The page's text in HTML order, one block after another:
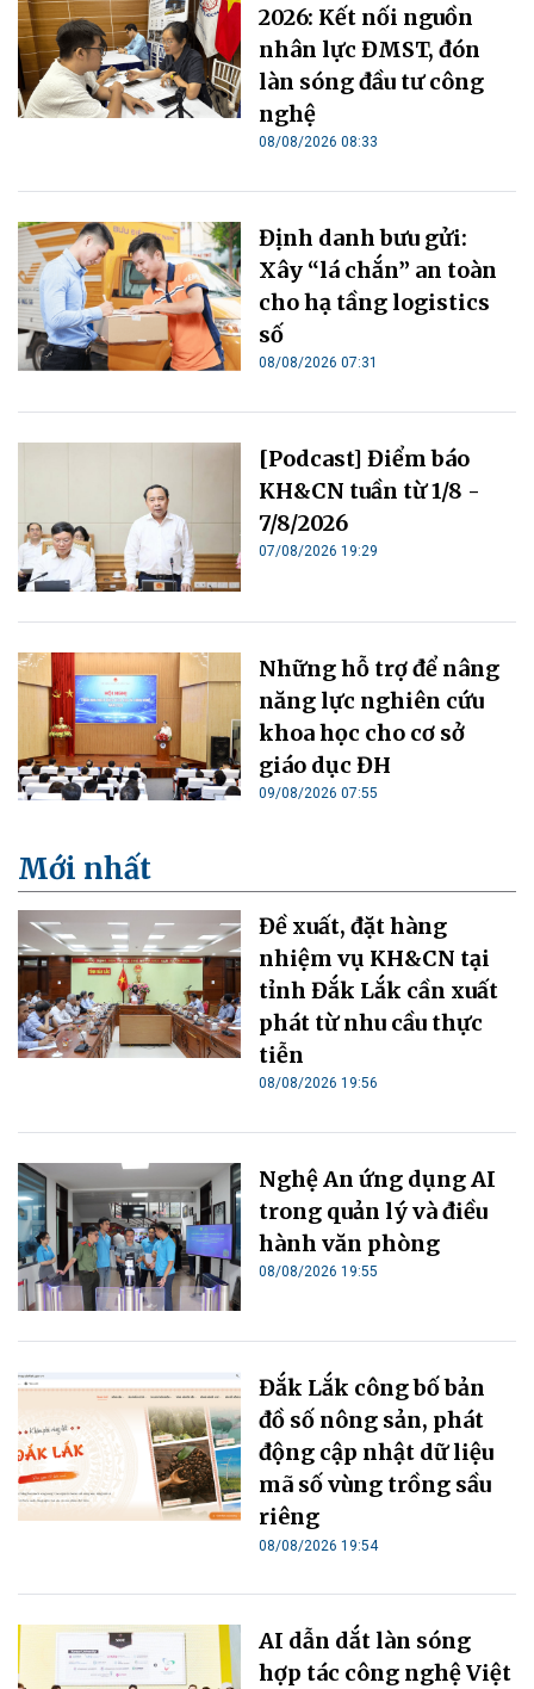
2026: Kết nối nguồn
nhân lực ĐMST, đón
làn sóng đầu tư công
nghệ
08/08/2026 08:33
Định danh bưu gửi:
Xây “lá chắn” an toàn
cho hạ tầng logistics
số
08/08/2026 07:31
[Podcast] Điểm báo
KH&CN tuần từ 1/8 -
7/8/2026
07/08/2026 19:29
Những hỗ trợ để nâng
năng lực nghiên cứu
khoa học cho cơ sở
giáo dục ĐH
09/08/2026 07:55
Mới nhất
Đề xuất, đặt hàng
nhiệm vụ KH&CN tại
tỉnh Đắk Lắk cần xuất
phát từ nhu cầu thực
tiễn
08/08/2026 19:56
Nghệ An ứng dụng AI
trong quản lý và điều
hành văn phòng
08/08/2026 19:55
Đắk Lắk công bố bản
đồ số nông sản, phát
động cập nhật dữ liệu
mã số vùng trồng sầu
riêng
08/08/2026 19:54
AI dẫn dắt làn sóng
hợp tác công nghệ Việt